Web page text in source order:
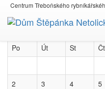
Centrum Třeboňského
květen 2025
Po
Út St Čt
2
3 4 5